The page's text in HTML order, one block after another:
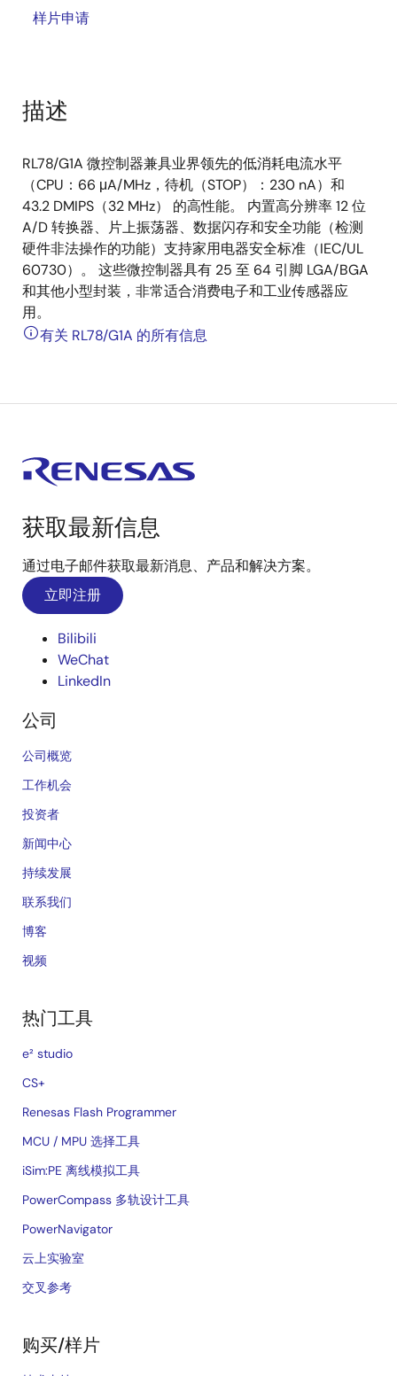
样片申请
描述
RL78/G1A 微控制器兼具业界领先的低消耗电流水平
（CPU：66 μA/MHz，待机（STOP）：230 nA）和
43.2 DMIPS（32 MHz） 的高性能。 内置高分辨率 12 位
A/D 转换器、片上振荡器、数据闪存和安全功能（检测
硬件非法操作的功能）支持家用电器安全标准（IEC/UL
60730）。 这些微控制器具有 25 至 64 引脚 LGA/BGA
和其他小型封装，非常适合消费电子和工业传感器应
用。
有关 RL78/G1A 的所有信息
获取最新信息
通过电子邮件获取最新消息、产品和解决方案。
立即注册
Bilibili
WeChat
LinkedIn
公司
公司概览
工作机会
投资者
新闻中心
持续发展
联系我们
博客
视频
热门工具
e² studio
CS+
Renesas Flash Programmer
MCU / MPU 选择工具
iSim:PE 离线模拟工具
PowerCompass 多轨设计工具
PowerNavigator
云上实验室
交叉参考
购买/样片